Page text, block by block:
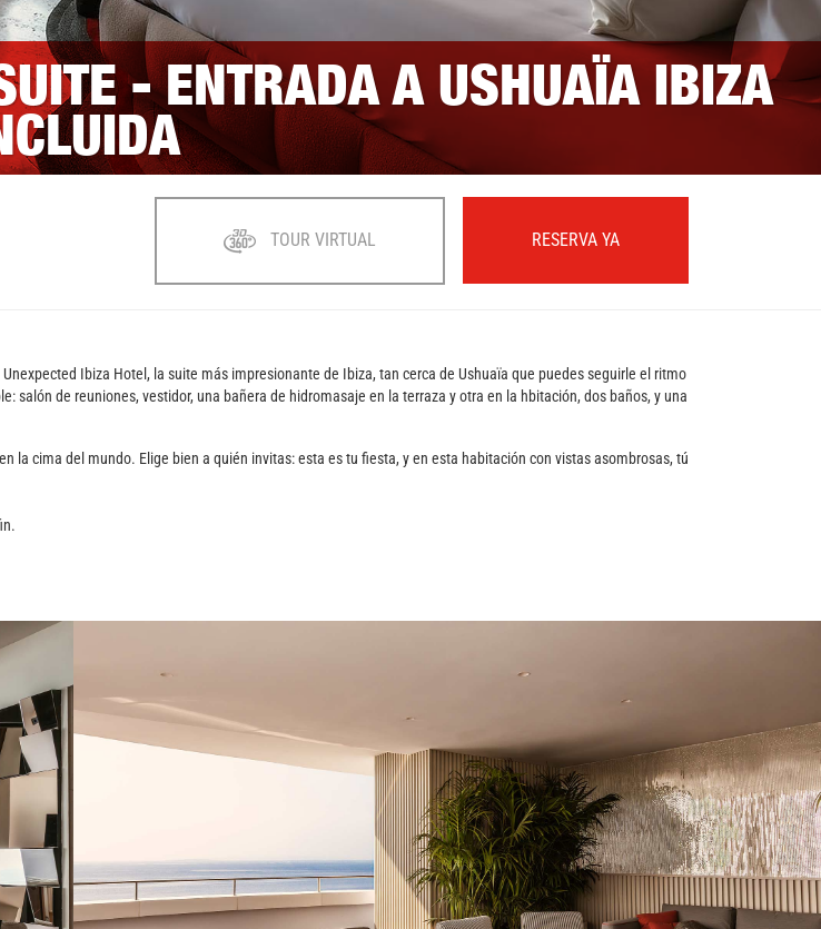
- ENTRADA A USHUAÏA IBIZA
RESERVA YA
TOUR VIRTUAL
Ibiza Hotel, la suite más impresionante de Ibiza, tan cerca de Ushuaïa que puedes seguirle el ritmo
salón de reuniones, vestidor, una bañera de hidromasaje en la terraza y otra en la hbitación, dos baños, y una
la cima del mundo. Elige bien a quién invitas: esta es tu fiesta, y en esta habitación con vistas asombrosas, tú